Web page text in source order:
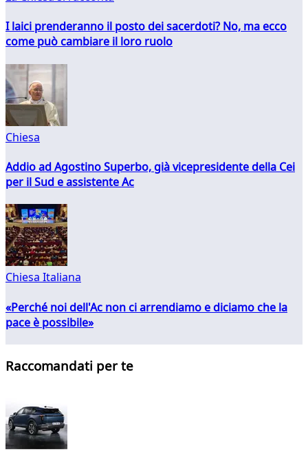
I laici prenderanno il posto dei sacerdoti? No, ma ecco
come può cambiare il loro ruolo
Chiesa
Addio ad Agostino Superbo, già vicepresidente della Cei
per il Sud e assistente Ac
Chiesa Italiana
«Perché noi dell'Ac non ci arrendiamo e diciamo che la
pace è possibile»
Raccomandati per te